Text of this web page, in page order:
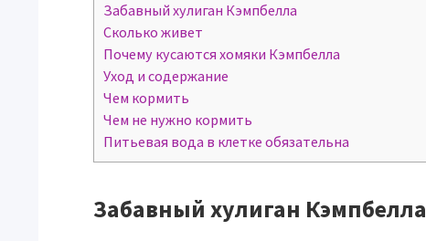
Забавный хулиган Кэмпбелла
Сколько живет
Почему кусаются хомяки Кэмпбелла
Уход и содержание
Чем кормить
Чем не нужно кормить
Питьевая вода в клетке обязательна
Забавный хулиган Кэмпбелла